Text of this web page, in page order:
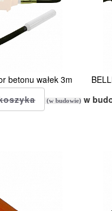
betonu wałek 3m
(w budowie) w